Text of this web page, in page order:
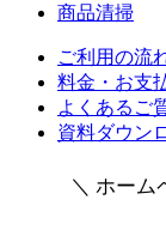
商品清掃
ご利用の流
料金・お支
よくあるご
資料ダウン
＼ ホーム